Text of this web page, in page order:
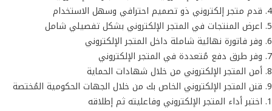
قدم متجر إلكتروني ذو تصميم احترافي وسهل الاستخدام
اعرض المنتجات في المتجر الإلكتروني بشكل تفصيلي شامل
وفر فاتورة نهائية شاملة داخل المتجر الإلكتروني
وفر طرق دفع مُتعددة في المتجر الإلكتروني
أمن المتجر الإلكتروني من خلال شهادات الحماية
قنن المتجر الإلكتروني الخاص بك من خلال الجهات الحكومية المُختصة
اختبر أداء المتجر الإلكتروني وفاعليته ثم إطلاقه